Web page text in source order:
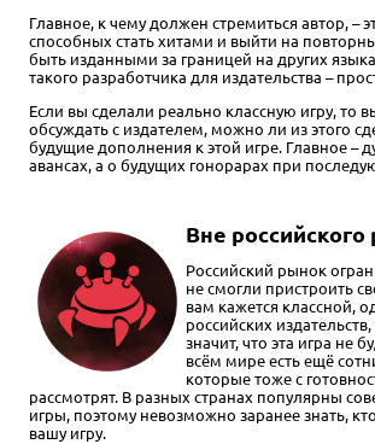
Главное, к чему должен стремиться автор, –
способных стать хитами и выйти на
быть изданными за границей на других
такого разработчика для издательства –
Если вы сделали реально классную игру, то
обсуждать с издателем, можно ли из этого
будущие дополнения к этой игре. Главное –
авансах, а о будущих гонорарах при
Вне
Российский рынок
не смогли пристроить
вам кажется классной,
российских
значит, что эта игра не
всём мире есть ещё
которые тоже с
рассмотрят. В разных странах популярны
игры, поэтому невозможно заранее знать,
вашу игру.